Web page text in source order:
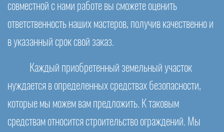
совместной с нами работе вы сможете оценить
ответственность наших мастеров, получив качественно и
в указанный срок свой заказ.
Каждый приобретенный земельный участок
нуждается в определенных средствах безопасности,
которые мы можем вам предложить. К таковым
средствам относится строительство ограждений. Мы